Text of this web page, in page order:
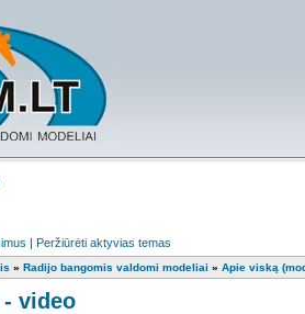
| Peržiūrėti aktyvias temas
» Radijo bangomis valdomi modeliai » Apie viską
video